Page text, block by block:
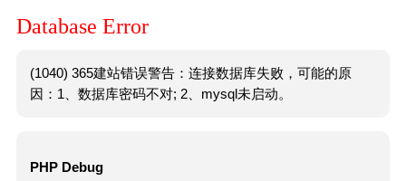
Database Error
(1040) 365建站错误警告：连接数据库失败，可能的原
因：1、数据库密码不对; 2、mysql未启动。
PHP Debug